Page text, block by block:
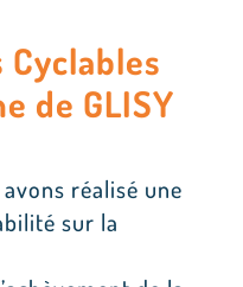
Cyclables
de GLISY
réalisé une
sur la